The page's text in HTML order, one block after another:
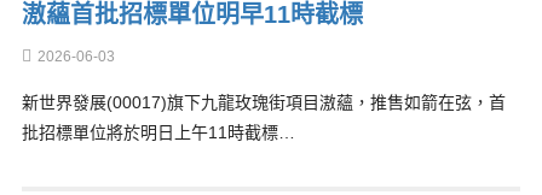
滶蘊首批招標單位明早11時截標
2026-06-03
新世界發展(00017)旗下九龍玫瑰街項目滶蘊，推售如箭在弦，首
批招標單位將於明日上午11時截標…